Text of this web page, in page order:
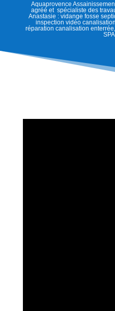
Aquaprovence
agréé et spécialiste des
Anastasie : vidange fosse
inspection vidéo
réparation canalisation